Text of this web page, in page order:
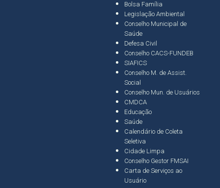
Bolsa Família
Legislação Ambiental
Conselho Municipal de
Saúde
Defesa Civil
Conselho CACS-FUNDEB
SIAFICS
Conselho M. de Assist.
Social
Conselho Mun. de Usuários
CMDCA
Educação
Saúde
Calendário de Coleta
Seletiva
Cidade Limpa
Conselho Gestor FMSAI
Carta de Serviços ao
Usuário